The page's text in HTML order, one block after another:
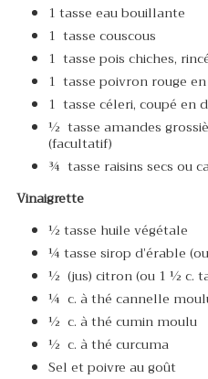
1 tasse eau bouillante
1 tasse couscous
1 tasse pois chiches,
1 tasse poivron rouge
1 tasse céleri, coupé en
½ tasse amandes
(facultatif)
¾ tasse raisins secs ou
Vinaigrette
½ tasse huile végétale
¼ tasse sirop d’érable
½ (jus) citron (ou 1 ½ c.
¼ c. à thé cannelle
½ c. à thé cumin moulu
½ c. à thé curcuma
Sel et poivre au goût